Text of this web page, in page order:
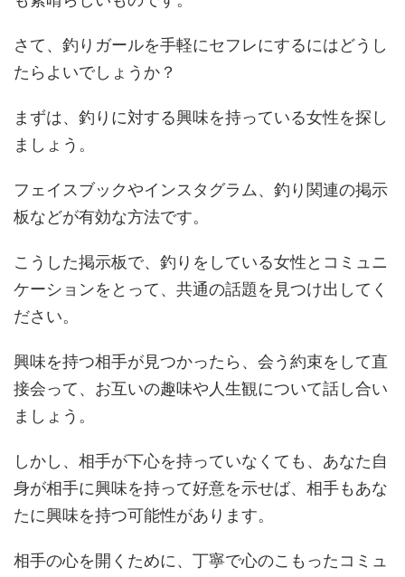
さて、釣りガールを手軽にセフレにするにはどうし
たらよいでしょうか？
まずは、釣りに対する興味を持っている女性を探し
ましょう。
フェイスブックやインスタグラム、釣り関連の掲示
板などが有効な方法です。
こうした掲示板で、釣りをしている女性とコミュニ
ケーションをとって、共通の話題を見つけ出してく
ださい。
興味を持つ相手が見つかったら、会う約束をして直
接会って、お互いの趣味や人生観について話し合い
ましょう。
しかし、相手が下心を持っていなくても、あなた自
身が相手に興味を持って好意を示せば、相手もあな
たに興味を持つ可能性があります。
相手の心を開くために、丁寧で心のこもったコミュ